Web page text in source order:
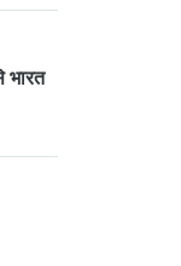
भारत